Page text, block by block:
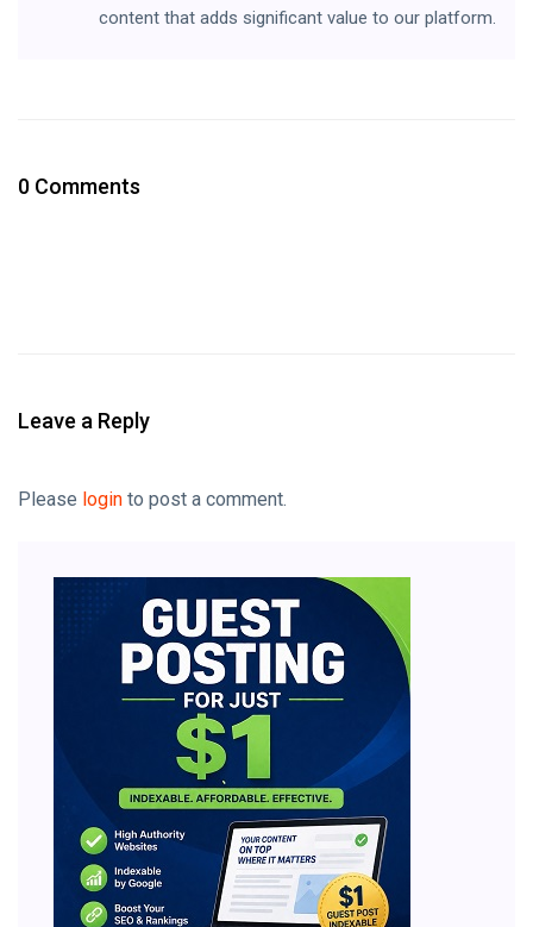
content that adds significant value to our platform.
0 Comments
Leave a Reply
Please login to post a comment.